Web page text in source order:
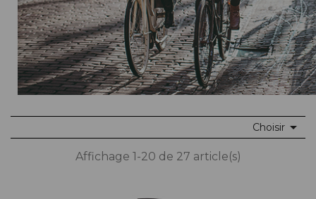
Choisir 
Affichage 1-20 de 27 article(s)